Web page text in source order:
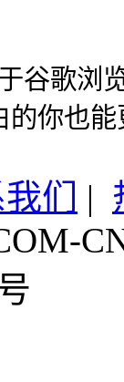
谷歌浏
的你也
们 |